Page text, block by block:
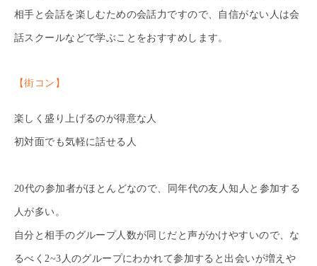
相手と会話を楽しむための会話力ですので、自信がない人は会
話スクールなどで学ぶことをおすすめします。
【街コン】
楽しく盛り上げるのが得意な人
初対面でも気軽に話せる人
20代の参加者がほとんどなので、同年代の友人知人と参加する
人が多い。
自分と相手のグループ人数が同じだと声がかけやすいので、な
るべく2~3人のグループにわかれて参加すると出会いが増えや